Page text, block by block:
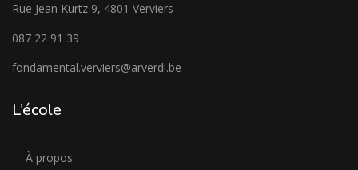
Rue Jean Kurtz 9, 4801 Verviers
087 22 91 39
fondamental.verviers@arverdi.be
L’école
À propos